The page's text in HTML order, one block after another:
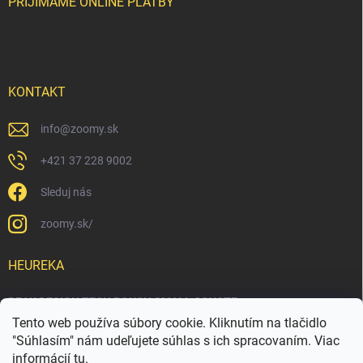
Tento web používa súbory cookie. Kliknutím na tlačidlo
"Súhlasím" nám udeľujete súhlas s ich spracovaním. Viac
informácií tu.
KONTAKT
info@zoomy.sk
+421 37 228 9002
Sleduj nás
zoomy.sk/
HEUREKA
PEAK DESIGN TECH POUCH SMALL COYOTE